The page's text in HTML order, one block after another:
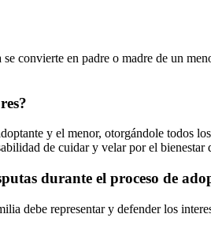
convierte en padre o madre de un
y el menor, otorgándole todos
de cuidar y velar por el
durante el proceso de
debe representar y defender los